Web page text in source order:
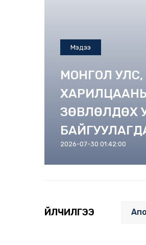
Мэдээ
МОНГОЛ
ЗӨВЛӨЛДӨХ
2026-07-30 01:42:00
ҮЙЛЧИЛГЭЭ